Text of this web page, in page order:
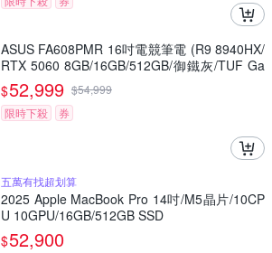
ASUS FA608PMR 16吋電競筆電 (R9 8940HX/
RTX 5060 8GB/16GB/512GB/御鐵灰/TUF Ga
ming A16)
$52,999 $54,999
限時下殺
券
五萬有找超划算
2025 Apple MacBook Pro 14吋/M5晶片/10CP
U 10GPU/16GB/512GB SSD
$52,900